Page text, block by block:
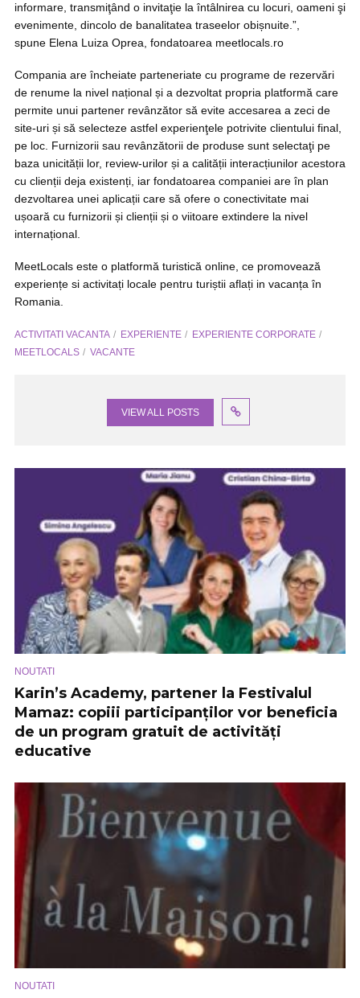
informare, transmiţând o invitaţie la întâlnirea cu locuri, oameni şi
evenimente, dincolo de banalitatea traseelor obișnuite.”,
spune Elena Luiza Oprea, fondatoarea meetlocals.ro
Compania are încheiate parteneriate cu programe de rezervări
de renume la nivel național și a dezvoltat propria platformă care
permite unui partener revânzător să evite accesarea a zeci de
site-uri și să selecteze astfel experienţele potrivite clientului final,
pe loc. Furnizorii sau revânzătorii de produse sunt selectaţi pe
baza unicității lor, review-urilor și a calității interacțiunilor acestora
cu clienții deja existenți, iar fondatoarea companiei are în plan
dezvoltarea unei aplicații care să ofere o conectivitate mai
ușoară cu furnizorii și clienții și o viitoare extindere la nivel
internațional.
MeetLocals este o platformă turistică online, ce promovează
experiențe si activitați locale pentru turiștii aflați in vacanța în
Romania.
ACTIVITATI VACANTA EXPERIENTE
EXPERIENTE CORPORATE
MEETLOCALS
VACANTE
VIEW ALL POSTS
NOUTATI
Karin’s Academy, partener la Festivalul
Mamaz: copiii participanților vor beneficia
de un program gratuit de activități
educative
NOUTATI